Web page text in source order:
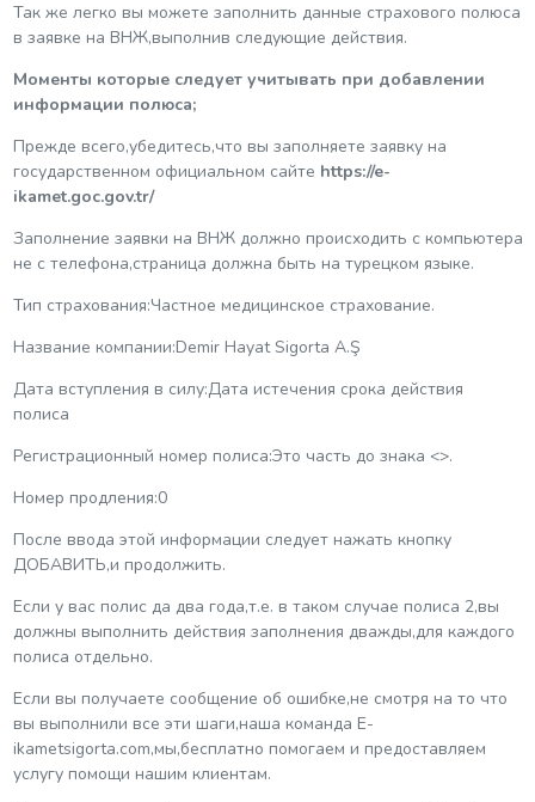
Так же легко вы можете заполнить данные страхового полюса
в заявке на ВНЖ,выполнив следующие действия.
Моменты которые следует учитывать при добавлении
информации полюса;
Прежде всего,убедитесь,что вы заполняете заявку на
государственном официальном сайте https://e-
ikamet.goc.gov.tr/
Заполнение заявки на ВНЖ должно происходить с компьютера
не с телефона,страница должна быть на турецком языке.
Тип страхования:Частное медицинское страхование.
Название компании:Demir Hayat Sigorta A.Ş
Дата вступления в силу:Дата истечения срока действия
полиса
Регистрационный номер полиса:Это часть до знака <>.
Номер продления:0
После ввода этой информации следует нажать кнопку
ДОБАВИТЬ,и продолжить.
Если у вас полис да два года,т.е. в таком случае полиса 2,вы
должны выполнить действия заполнения дважды,для каждого
полиса отдельно.
Если вы получаете сообщение об ошибке,не смотря на то что
вы выполнили все эти шаги,наша команда E-
ikametsigorta.com,мы,бесплатно помогаем и предоставляем
услугу помощи нашим клиентам.